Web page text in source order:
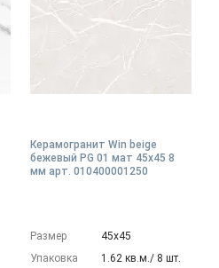
Керамогранит Win beige
бежевый PG 01 мат 45x45 8
мм арт. 010400001250
Размер
45х45
Упаковка
1.62 кв.м./ 8 шт.